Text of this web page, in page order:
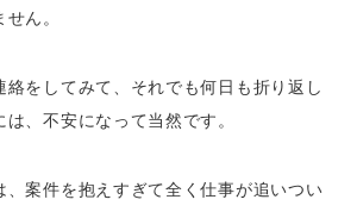
ん。
絡をしてみて、それでも何日も折り返し
、不安になって当然です。
、案件を抱えすぎて全く仕事が追いつい